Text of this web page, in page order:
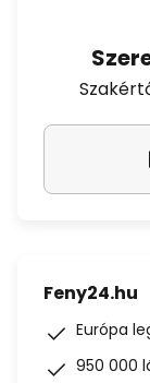
Feny24.hu
Európa
950 000